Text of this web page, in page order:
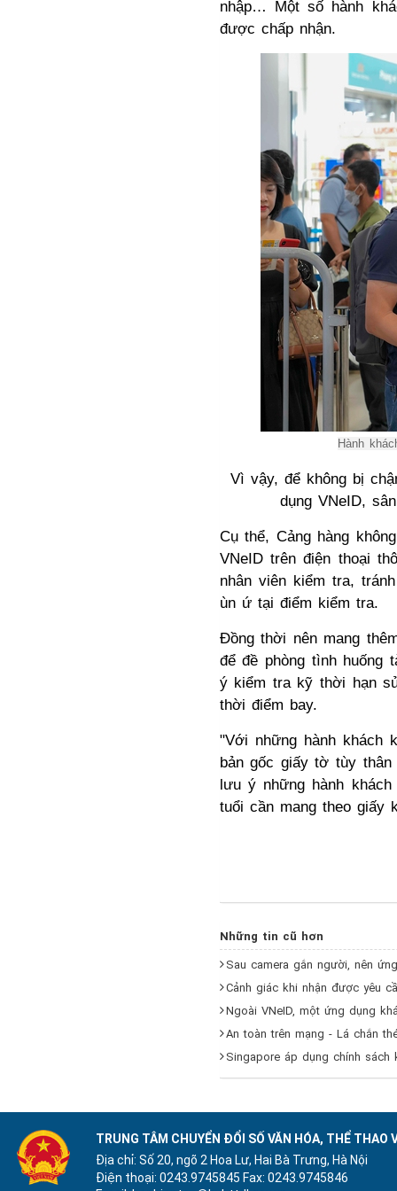
nhập… Một số hành
được chấp nhận.
Hành
Vì vậy, để không bị
dụng VNeID,
Cụ thể, Cảng hàng
VNeID trên điện thoại
nhân viên kiểm tra,
ùn ứ tại điểm kiểm tra.
Đồng thời nên mang
để đề phòng tình huống
ý kiểm tra kỹ thời hạn
thời điểm bay.
"Với những hành khách
bản gốc giấy tờ tùy
lưu ý những hành
tuổi cần mang theo giấy
Những tin cũ hơn
Sau camera gắn người, nên
Cảnh giác khi nhận được yêu
Ngoài VNeID, một ứng dụng
An toàn trên mạng - Lá chắn
Singapore áp dụng chính sách
TRUNG TÂM CHUYỂN ĐỔI SỐ VĂN HÓA, THỂ THAO
Địa chỉ: Số 20, ngõ 2 Hoa Lư, Hai Bà Trưng, Hà Nội
Điện thoại: 0243.9745845 Fax: 0243.9745846